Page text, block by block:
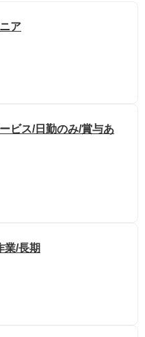
ア
ビス/日勤のみ/賞与あ
業/長期